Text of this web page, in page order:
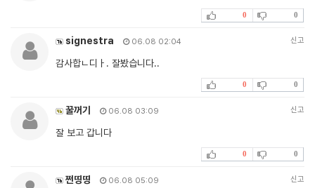
0 0
signestra 06.08 02:04 신고
감사합ㄴ디ㅏ. 잘봤습니다..
0 0
꿀꺼기 06.08 03:09 신고
잘 보고 갑니다
0 0
쩐띵띵 06.08 05:09 신고